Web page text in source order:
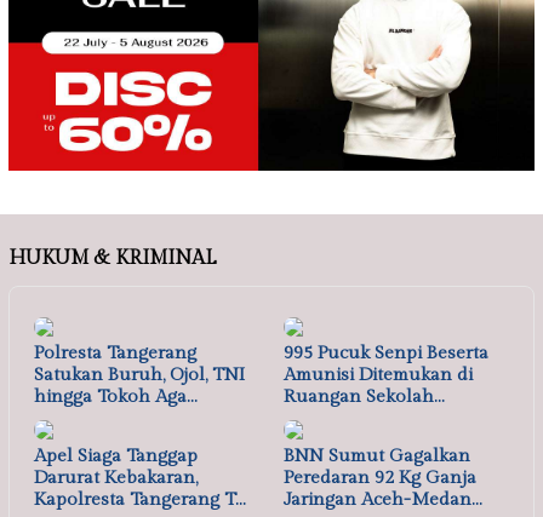
HUKUM & KRIMINAL
Polresta Tangerang
Satukan Buruh, Ojol, TNI
hingga Tokoh Aga…
995 Pucuk Senpi Beserta
Amunisi Ditemukan di
Ruangan Sekolah…
Apel Siaga Tanggap
Darurat Kebakaran,
Kapolresta Tangerang T…
BNN Sumut Gagalkan
Peredaran 92 Kg Ganja
Jaringan Aceh-Medan…